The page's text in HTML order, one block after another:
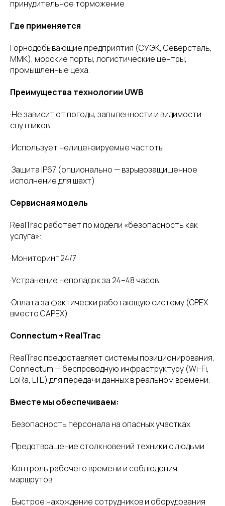
принудительное торможение
Где применяется
Горнодобывающие предприятия (СУЭК, Северсталь,
ММК), морские порты, логистические центры,
промышленные цеха.
Преимущества технологии UWB
·Не зависит от погоды, запыленности и видимости
спутников
·Использует нелицензируемые частоты
·Защита IP67 (опционально — взрывозащищенное
исполнение для шахт)
Сервисная модель
RealTrac работает по модели «безопасность как
услуга»:
·Мониторинг 24/7
·Устранение неполадок за 24–48 часов
·Оплата за фактически работающую систему (OPEX
вместо CAPEX)
Connectum + RealTrac
RealTrac предоставляет системы позиционирования,
Connectum — беспроводную инфраструктуру (Wi-Fi,
LoRa, LTE) для передачи данных в реальном времени.
Вместе мы обеспечиваем:
·Безопасность персонала на опасных участках
·Предотвращение столкновений техники с людьми
·Контроль рабочего времени и соблюдения
маршрутов
·Быстрое нахождение сотрудников и оборудования